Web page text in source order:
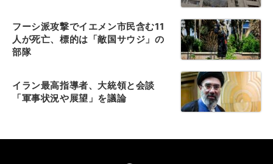
フーシ派攻撃でイエメン市民含む11
人が死亡、標的は「敵国サウジ」の
部隊
イラン最高指導者、大統領と会談
「軍事状況や展望」を議論